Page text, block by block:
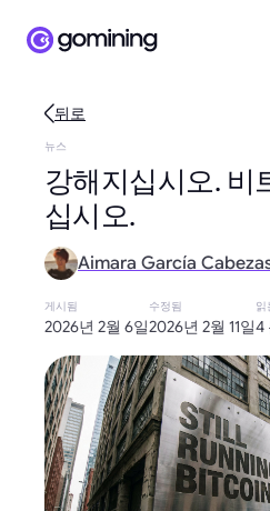
뒤로
뉴스
강해지십시오. 비
십시오.
Aimara García
게시됨
2026년 2월 6일
수정됨
2026년 2월 11일
읽
4